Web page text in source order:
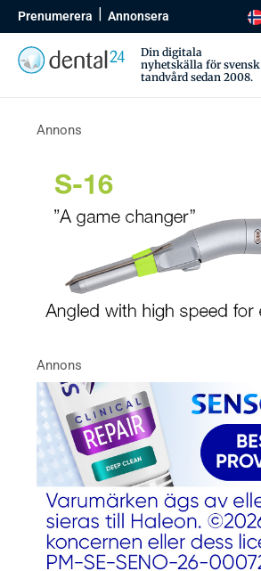
Prenumerera Annonsera
Din digitala
nyhetskälla för svensk
tandvård sedan 2008.